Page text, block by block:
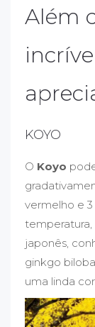
Além
KOYO
O Koyo
vermelho e
japonês,
ginkgo
uma linda